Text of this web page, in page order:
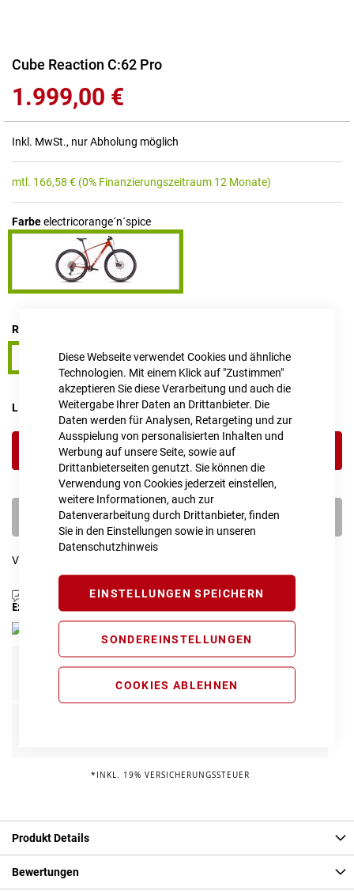
Diese Webseite verwendet Cookies und ähnliche
Technologien. Mit einem Klick auf "Zustimmen"
akzeptieren Sie diese Verarbeitung und auch die
Weitergabe Ihrer Daten an Drittanbieter. Die
Daten werden für Analysen, Retargeting und zur
Ausspielung von personalisierten Inhalten und
Werbung auf unsere Seite, sowie auf
Drittanbieterseiten genutzt. Sie können die
Verwendung von Cookies jederzeit einstellen,
weitere Informationen, auch zur
Datenverarbeitung durch Drittanbieter, finden
Sie in den Einstellungen sowie in unseren
Datenschutzhinweis
EINSTELLUNGEN SPEICHERN
SONDEREINSTELLUNGEN
COOKIES ABLEHNEN
Zum
der
Bildgalerie
springen
Cube Reaction C:62 Pro
1.999,00 €
Inkl. MwSt., nur Abholung möglich
mtl. 166,58 € (0% Finanzierungszeitraum 12 Monate)
Farbeelectricorange´n´spice
RAHMENHÖHE
M
LIEFERZEIT 1 - 2 Werktage
IN DEN WARENKORB
PROBEFAHRT VEREINBAREN
Vergleichsliste:
Produktanfrage stellen
Extra Schutz? Jetzt Tarife entdecken!
Fahrrad Komplettschutz
119,00 € pro Jahr*
Info
*INKL. 19% VERSICHERUNGSSTEUER
Produkt Details
Bewertungen